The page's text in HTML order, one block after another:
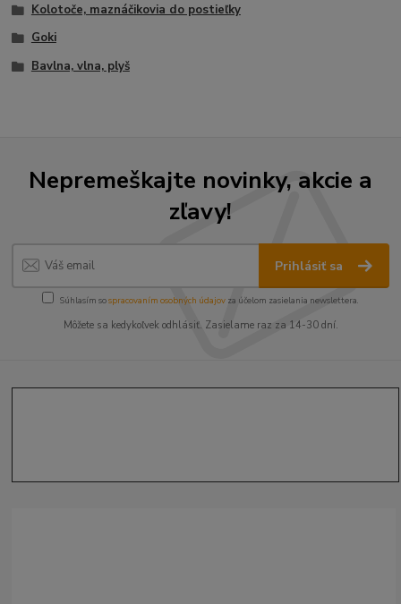
Kolotoče, maznáčikovia do postieľky
Goki
Bavlna, vlna, plyš
Nepremeškajte novinky, akcie a
zľavy!
Prihlásiť sa
Súhlasím sospracovaním osobných údajov za účelom zasielania newslettera.
Môžete sa kedykoľvek odhlásiť. Zasielame raz za 14-30 dní.